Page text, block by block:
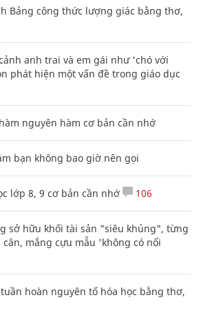
Bảng công thức lượng giác bằng thơ,
anh trai và em gái như 'chó với
phát hiện một vấn đề trong giáo dục
nguyên hàm cơ bản cần nhớ
bạn không bao giờ nên gọi
lớp 8, 9 cơ bản cần nhớ 106
sở hữu khối tài sản "siêu khủng", từng
mắng cựu mẫu 'không có nổi
hoàn nguyên tố hóa học bằng thơ,